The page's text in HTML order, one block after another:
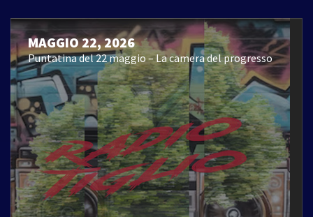
MAGGIO 22, 2026
Puntatina del 22 maggio – La camera del progresso